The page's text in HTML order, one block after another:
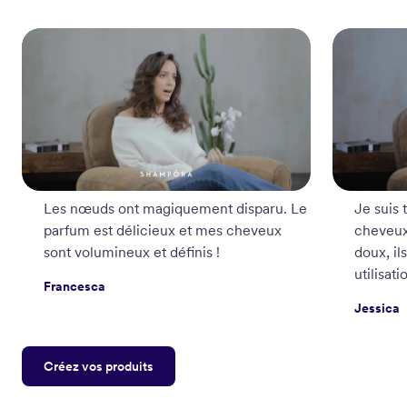
Les nœuds ont magiquement disparu. Le
parfum est délicieux et mes cheveux
sont volumineux et définis !
Francesca
Je suis
doux,
Jessica
Créez vos produits